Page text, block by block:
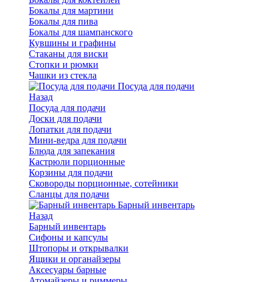
Бокалы для мартини
Бокалы для пива
Бокалы для шампанского
Кувшины и графины
Стаканы для виски
Стопки и рюмки
Чашки из стекла
Посуда для подачи
Назад
Посуда для подачи
Доски для подачи
Лопатки для подачи
Мини-ведра для подачи
Блюда для запекания
Кастрюли порционные
Корзины для подачи
Сковороды порционные, сотейники
Сланцы для подачи
Барный инвентарь
Назад
Барный инвентарь
Сифоны и капсулы
Штопоры и открывалки
Ящики и органайзеры
Аксесуары барные